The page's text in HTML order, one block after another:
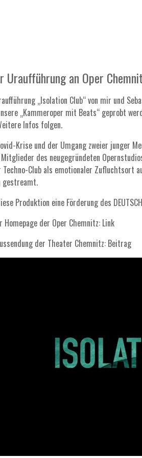
an Oper
„Isolation Club“ von mir und
„Kammeroper mit Beats“ geprobt
Infos folgen.
Krise und der Umgang zweier junger
des neugegründeten
Club als emotionaler Zufluchtsort
gestreamt.
Produktion eine Förderung des
der Oper Chemnitz: Link
der Theater Chemnitz: Beitrag